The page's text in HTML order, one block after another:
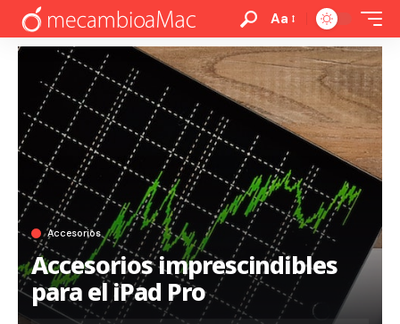
Aa
Accesorios
Accesorios imprescindibles
para el iPad Pro